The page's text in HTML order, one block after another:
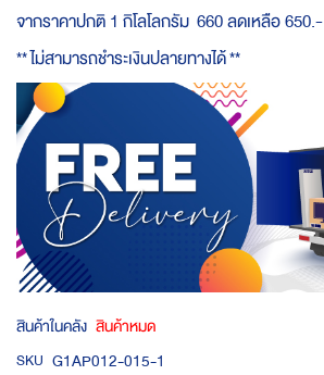
จากราคาปกติ 1 กิโลโลกรัม 660 ลดเหลือ 650.-
**ไม่สามารถชำระเงินปลายทางได้**
สินค้าในคลัง สินค้าหมด
SKU G1AP012-015-1